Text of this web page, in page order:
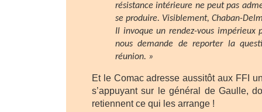
résistance intérieure ne peut pas
se produire. Visiblement, Chaban-
Il invoque un rendez-vous impérieux
nous demande de reporter la
réunion. »
Et le Comac adresse aussitôt aux FFI
s’appuyant sur le général de Gaulle,
retiennent ce qui les arrange !